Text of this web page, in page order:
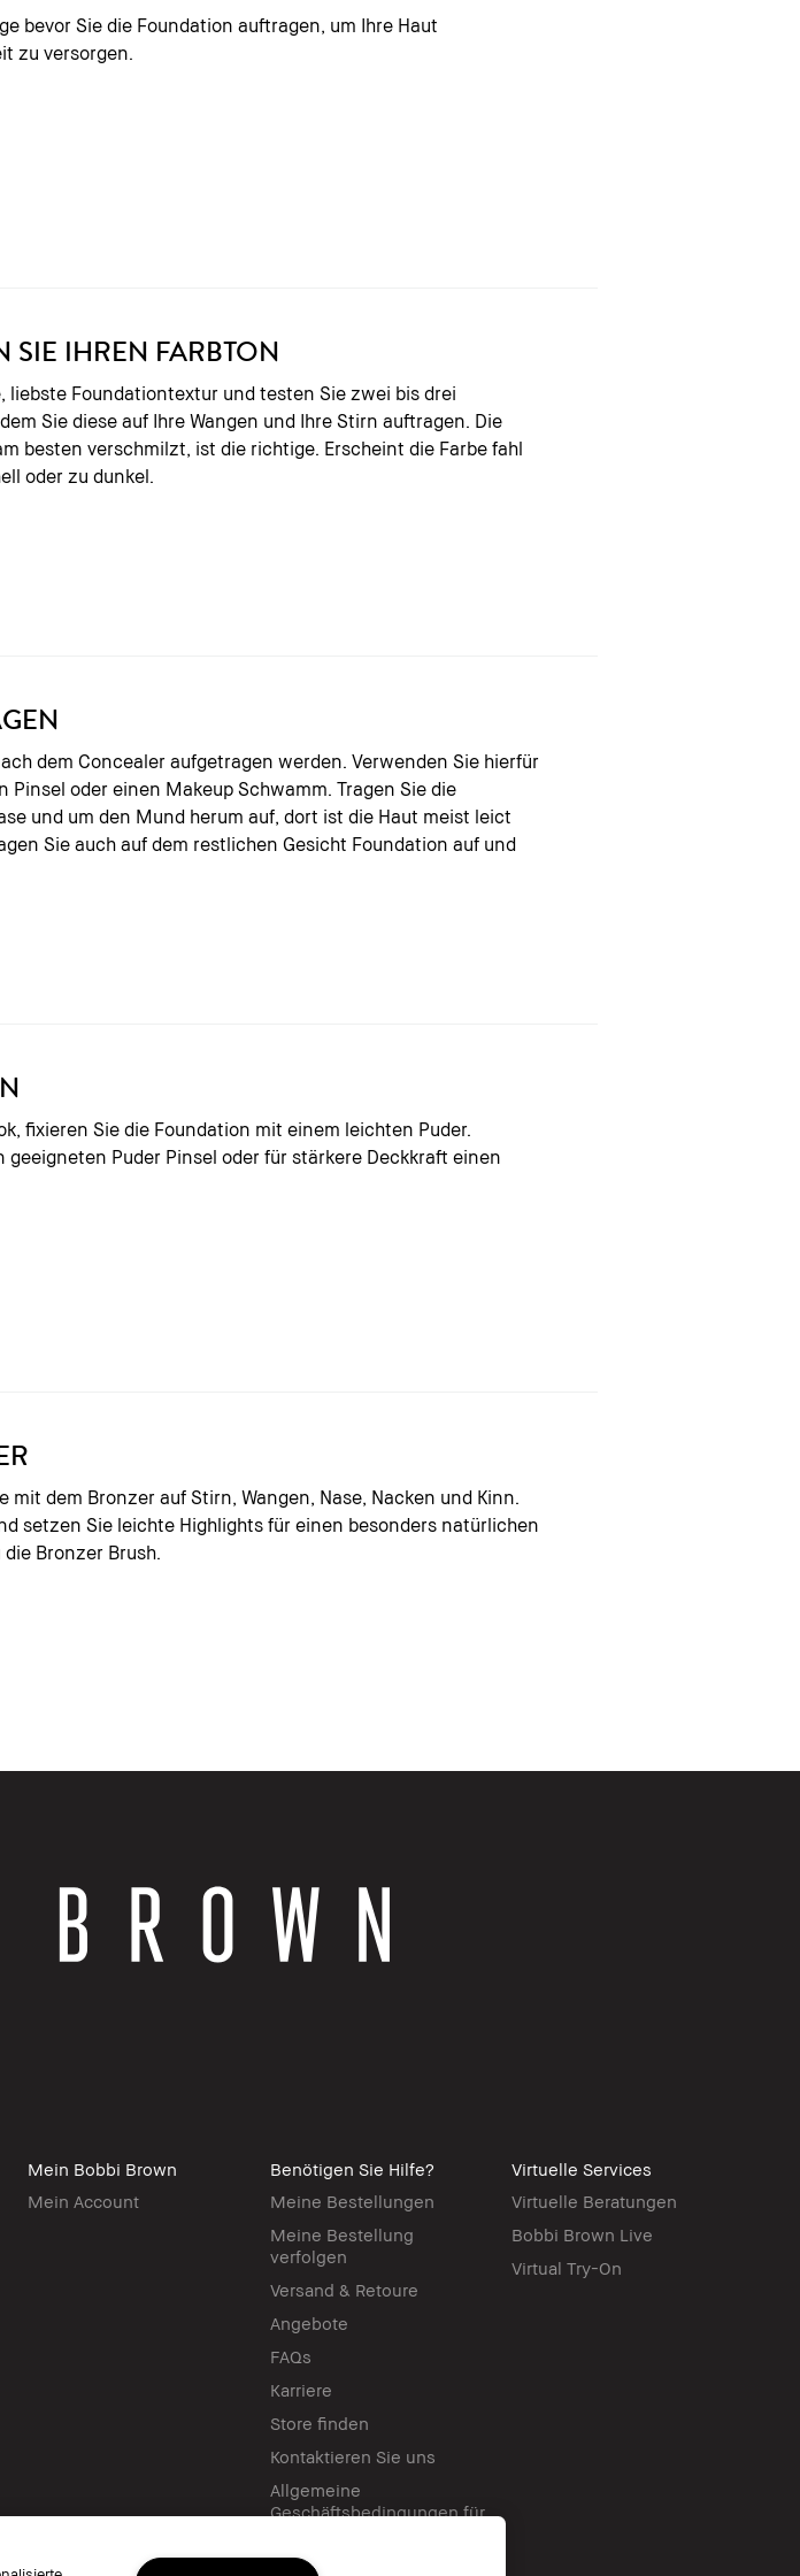
bevor Sie die Foundation auftragen, um Ihre Haut
zu versorgen.
SIE IHREN FARBTON
liebste Foundationtextur und testen Sie zwei bis drei
Sie diese auf Ihre Wangen und Ihre Stirn auftragen. Die
besten verschmilzt, ist die richtige. Erscheint die Farbe fahl
oder zu dunkel.
dem Concealer aufgetragen werden. Verwenden Sie hierfür
Pinsel oder einen Makeup Schwamm. Tragen Sie die
und um den Mund herum auf, dort ist die Haut meist leict
Sie auch auf dem restlichen Gesicht Foundation auf und
fixieren Sie die Foundation mit einem leichten Puder.
geeigneten Puder Pinsel oder für stärkere Deckkraft einen
mit dem Bronzer auf Stirn, Wangen, Nase, Nacken und Kinn.
setzen Sie leichte Highlights für einen besonders natürlichen
Bronzer Brush.
Mein Bobbi Brown
Mein Account
Benötigen Sie Hilfe?
Meine Bestellungen
Meine Bestellung
verfolgen
Versand & Retoure
Angebote
FAQs
Karriere
Store finden
Kontaktieren Sie uns
Allgemeine
Geschäftsbedingungen für
Virtuelle Services
Virtuelle Beratungen
Bobbi Brown Live
Virtual Try-On